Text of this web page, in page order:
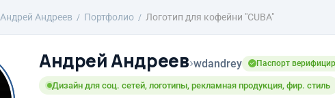
Андрей Андреев Портфолио Логотип для кофейни "CUBA"
Андрей Андреев›wdandrey Паспорт
Дизайн для соц. сетей, логотипы, рекламная продукция, фир. стиль